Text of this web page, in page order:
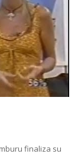
finaliza su